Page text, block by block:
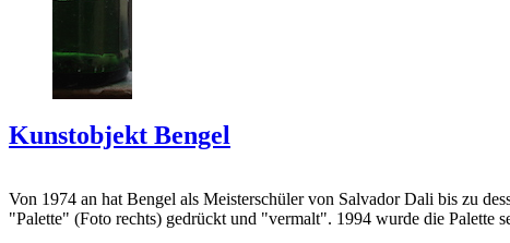
Kunstobjekt Bengel
Von 1974 an hat Bengel als Meisterschüler von Salvador Dali bis zu
"Palette" (Foto rechts) gedrückt und "vermalt". 1994 wurde die Palette